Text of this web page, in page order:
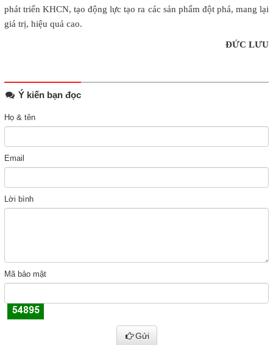
phát triển KHCN, tạo động lực tạo ra các sản phẩm đột phá, mang lại
giá trị, hiệu quả cao.
ĐỨC LƯU
Ý kiến bạn đọc
Họ & tên
Email
Lời bình
Mã bảo mật
Gửi